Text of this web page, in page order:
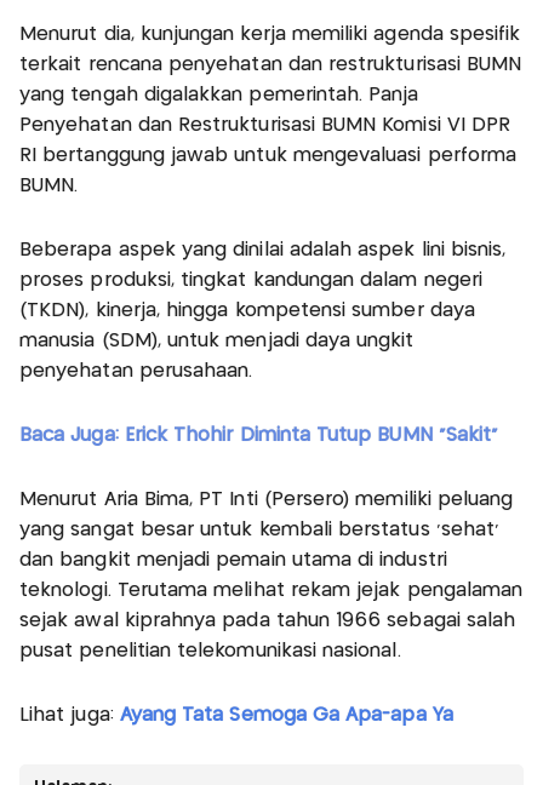
Menurut dia, kunjungan kerja memiliki agenda spesifik
terkait rencana penyehatan dan restrukturisasi BUMN
yang tengah digalakkan pemerintah. Panja
Penyehatan dan Restrukturisasi BUMN Komisi VI DPR
RI bertanggung jawab untuk mengevaluasi performa
BUMN.
Beberapa aspek yang dinilai adalah aspek lini bisnis,
proses produksi, tingkat kandungan dalam negeri
(TKDN), kinerja, hingga kompetensi sumber daya
manusia (SDM), untuk menjadi daya ungkit
penyehatan perusahaan.
Baca Juga: Erick Thohir Diminta Tutup BUMN "Sakit"
Menurut Aria Bima, PT Inti (Persero) memiliki peluang
yang sangat besar untuk kembali berstatus ‘sehat’
dan bangkit menjadi pemain utama di industri
teknologi. Terutama melihat rekam jejak pengalaman
sejak awal kiprahnya pada tahun 1966 sebagai salah
pusat penelitian telekomunikasi nasional.
Lihat juga: Ayang Tata Semoga Ga Apa-apa Ya